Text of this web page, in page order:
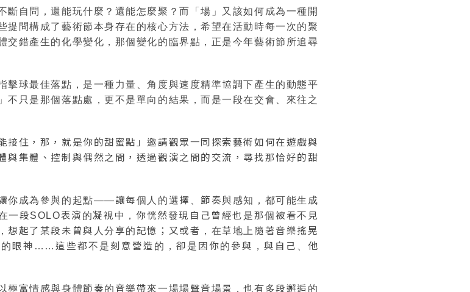
斷自問，還能玩什麼？還能怎麼聚？而「場」又該如何成為一種開
提問構成了藝術節本身存在的核心方法，希望在活動時每一次的聚
交錯產生的化學變化，那個變化的臨界點，正是今年藝術節所追尋
擊球最佳落點，是一種力量、角度與速度精準協調下產生的動態平
不只是那個落點處，更不是單向的結果，而是一段在交會、來往之
接住，那，就是你的甜蜜點」邀請觀眾一同探索藝術如何在遊戲與
與集體、控制與偶然之間，透過觀演之間的交流，尋找那恰好的甜
你成為參與的起點——讓每個人的選擇、節奏與感知，都可能生成
一段SOLO表演的凝視中，你恍然發現自己曾經也是那個被看不見
想起了某段未曾與人分享的記憶；又或者，在草地上隨著音樂搖晃
眼神……這些都不是刻意營造的，卻是因你的參與，與自己、他
極富情感與身體節奏的音樂帶來一場場聲音場景，也有多段邂逅的